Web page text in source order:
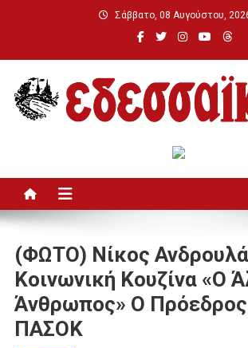
Σάββατο, 08 Αυγούστου,
(ΦΩΤΟ) Νίκος
Κοινωνική Κουζίνα «ο
Άνθρωπος» Ο
ΠΑΣΟΚ